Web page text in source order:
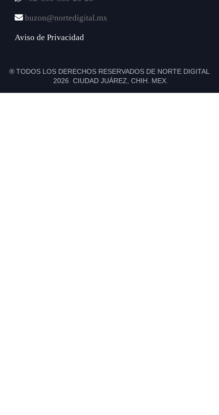
buzon@nortedigital.mx
Aviso de Privacidad
® TODOS LOS DERECHOS RESERVADOS DE NORTE DIGITAL
2026 CIUDAD JUÁREZ, CHIH. MEX.